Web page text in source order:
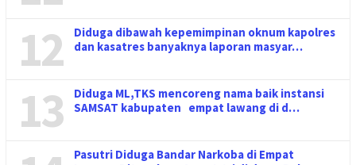
12
Diduga dibawah kepemimpinan oknum kapolres
dan kasatres banyaknya laporan masyar…
13
Diduga ML,TKS mencoreng nama baik instansi
SAMSAT kabupaten empat lawang di d…
Pasutri Diduga Bandar Narkoba di Empat